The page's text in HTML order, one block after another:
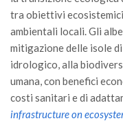
GdL Filiera del
GdL Gestione
GdL Verde Urbano
GdL
GdL Foreste,
tra obiettivi
ambientali locali. Gli
mitigazione delle isole
idrologico, alla
umana, con benefici
costi sanitari e di
infrastructure on